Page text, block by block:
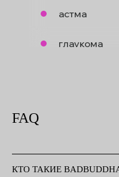
глаукома
астма
FAQ
КТО ТАКИЕ